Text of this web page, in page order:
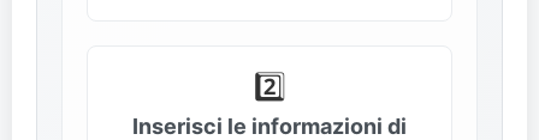
2️⃣
Inserisci le informazioni di